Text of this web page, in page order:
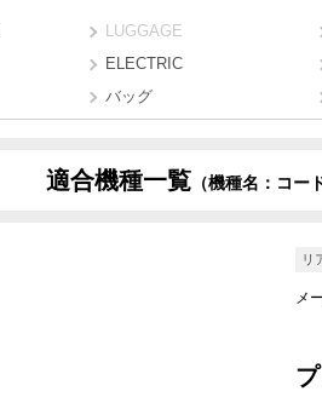
LUGGAGE
ELECTRIC
バッグ
適合機種一覧 （機種名：コー
リ
メ